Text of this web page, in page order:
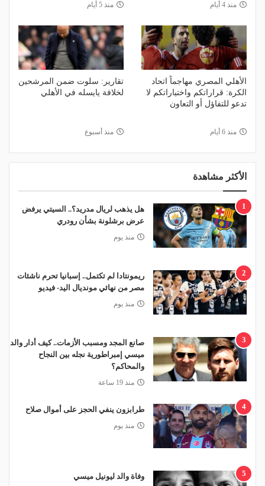
منذ 4 أيام منذ 5 أيام
الأهلي المصري مهاجماً اتحاد
الكرة: قراراتكم واختياراتكم لا
تدعو للتفاؤل أو التعاون
منذ 6 أيام
تقارير: سلوت ضمن المرشحين
لخلافة يايسله في الأهلي
منذ أسبوع
الأكثر مشاهدة
1
هل يذهب لريال مدريد؟.. السيتي يرفض
عرض برشلونة بشأن رودري
منذ يوم
2
ريمونتادا لم تكتمل.. إسبانيا تحرم ناشئات
مصر من نهائي مونديال اليد- فيديو
منذ يوم
3
صانع المجد ومسبب الأزمات.. كيف أدار والد
ميسي إمبراطورية نجله بين النجاح
والمحاكم؟
منذ 19 ساعة
4 طرابزون ينفي الحجز على أموال صلاح
منذ يوم
5 وفاة والد ليونيل ميسي